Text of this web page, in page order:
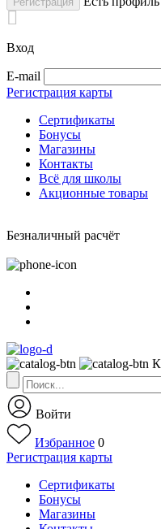

Вход
E-mail
Регистрация карты
Сертификаты
Бонусы
Магазины
Контакты
Всё для школы
Акционные товары
Безналичный расчёт
Войти
Избранное 0
Регистрация карты
Сертификаты
Бонусы
Магазины